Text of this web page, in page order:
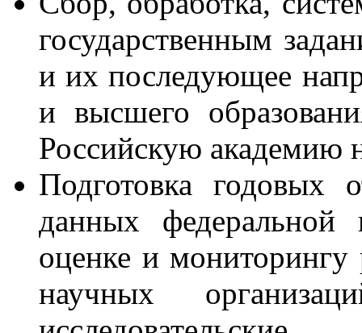
государственным
и их последующее
и высшего
Российскую академию
Подготовка годовых
данных
оценке и мониторингу
научных